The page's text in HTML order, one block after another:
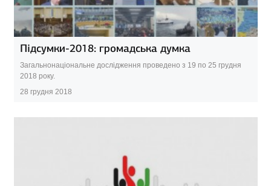
Підсумки-2018: громадська думка
Загальнонаціональне дослідження проведено з 19 по 25 грудня
2018 року.
28 грудня 2018